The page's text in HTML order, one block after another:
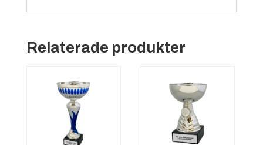
Grön/vit 4.25 kr
Relaterade produkter